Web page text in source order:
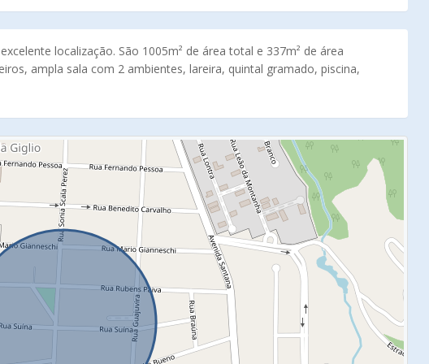
localização. São 1005m² de área total e 337m² de área
ampla sala com 2 ambientes, lareira, quintal gramado, piscina,